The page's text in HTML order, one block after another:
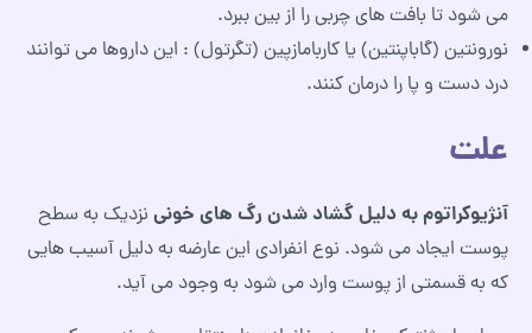
می شود تا بافت های چربی را از بین ببرد.
نورونتین (گاباپنتین) یا کاربامازپین (تگرتول) : این داروها می توانند
درد دست و پا را درمان کنند.
علت
آنژیوکراتوم به دلیل گشاد شدن رگ های خونی نزدیک به سطح
پوست ایجاد می شود. نوع انفرادی این عارضه به دلیل آسیب هایی
که به قسمتی از پوست وارد می شود به وجود می آید.